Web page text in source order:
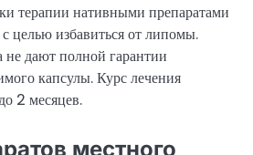
терапии нативными препаратами
целью избавиться от липомы.
не дают полной гарантии
капсулы. Курс лечения
2 месяцев.
местного